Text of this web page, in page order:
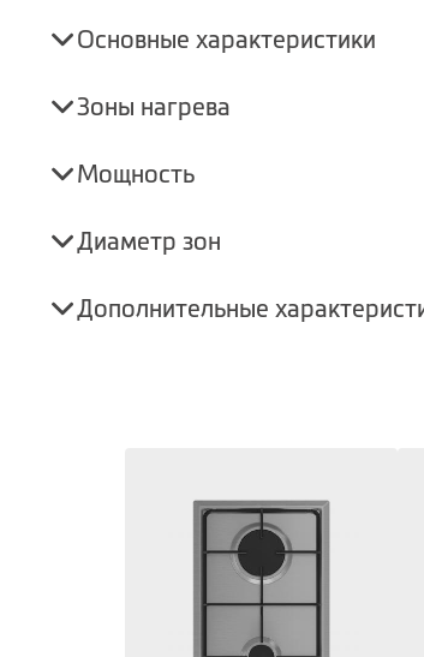
Основные характеристики
Зоны нагрева
Мощность
Диаметр зон
Дополнительные